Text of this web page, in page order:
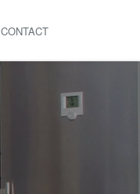
CONTACT